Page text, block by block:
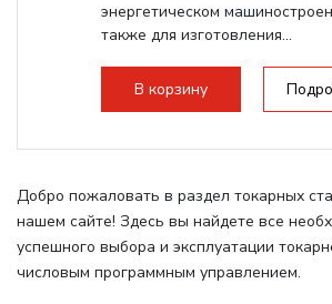
энергетическом
также для изготовления...
В корзину
Добро пожаловать в раздел токарных
нашем сайте! Здесь вы найдете все
успешного выбора и эксплуатации
числовым программным управлением.